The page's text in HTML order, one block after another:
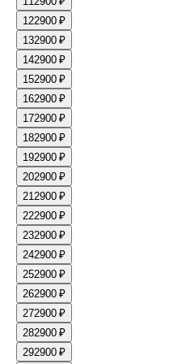
122900 ₽
132900 ₽
142900 ₽
152900 ₽
162900 ₽
172900 ₽
182900 ₽
192900 ₽
202900 ₽
212900 ₽
222900 ₽
232900 ₽
242900 ₽
252900 ₽
262900 ₽
272900 ₽
282900 ₽
292900 ₽